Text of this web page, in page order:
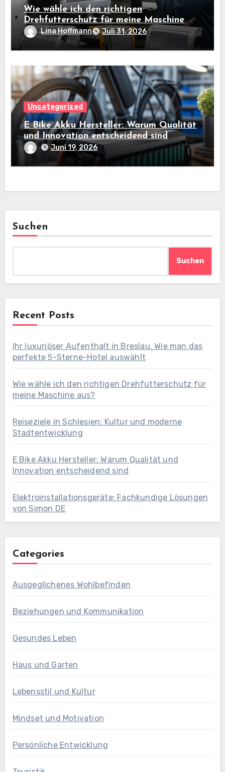
Wie wähle ich den richtigen
Drehfutterschutz für meine Maschine
aus?Lina Hoffmann Juli 31, 2026
Uncategorized
E Bike Akku Hersteller: Warum Qualität
und Innovation entscheidend sind
Juni 19, 2026
Suchen
Suchen
Recent Posts
Ihr luxuriöser Aufenthalt in Breslau. Wie man das
perfekte 5-Sterne-Hotel auswählt
Wie wähle ich den richtigen Drehfutterschutz für
meine Maschine aus?
Reiseziele in Schlesien: Kultur und moderne
Stadtentwicklung
E Bike Akku Hersteller: Warum Qualität und
Innovation entscheidend sind
Elektroinstallationsgeräte: Fachkundige Lösungen
von Simon DE
Categories
Ausgeglichenes Wohlbefinden
Beziehungen und Kommunikation
Gesundes Leben
Haus und Garten
Lebensstil und Kultur
Mindset und Motivation
Persönliche Entwicklung